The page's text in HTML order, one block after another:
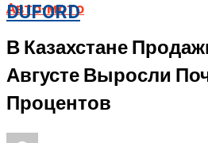
DUFORD
Авто-мото
В Казахстане
Августе Выросли
Процентов